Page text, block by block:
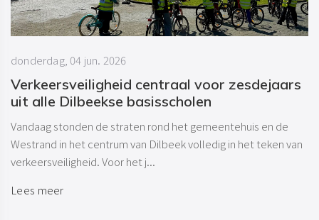
Verkeersveiligheid centraal voor zesdejaars
uit alle Dilbeekse basisscholen
donderdag, 04 jun. 2026
Vandaag stonden de straten rond het gemeentehuis en de
Westrand in het centrum van Dilbeek volledig in het teken van
verkeersveiligheid. Voor het j...
Lees meer